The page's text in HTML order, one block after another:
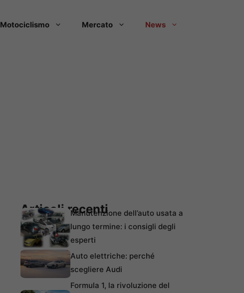
Motociclismo Mercato News
Articoli recentiManutenzione dell’auto usata a
lungo termine: i consigli degli
esperti
Auto elettriche: perché
scegliere Audi
Formula 1, la rivoluzione del